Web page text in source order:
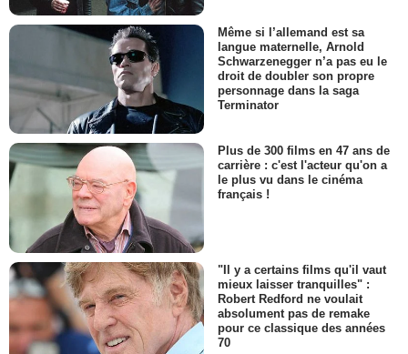
Même si l’allemand est sa
langue maternelle, Arnold
Schwarzenegger n’a pas eu le
droit de doubler son propre
personnage dans la saga
Terminator
Plus de 300 films en 47 ans de
carrière : c'est l'acteur qu'on a
le plus vu dans le cinéma
français !
"Il y a certains films qu'il vaut
mieux laisser tranquilles" :
Robert Redford ne voulait
absolument pas de remake
pour ce classique des années
70